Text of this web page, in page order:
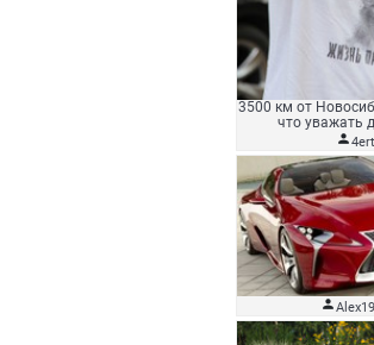
3500 км от
что уважать
4ert
